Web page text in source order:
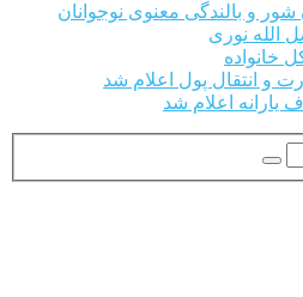
شور و بالندگی معنوی نوجوانان
الله نوری
خانواده
و انتقال پول اعلام شد
یارانه اعلام شد